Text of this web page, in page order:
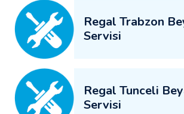
Regal Trabzon
Servisi
Regal Tunceli
Servisi